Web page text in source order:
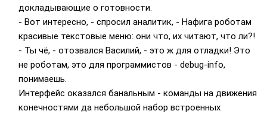
докладывающие о готовности.
- Вот интересно, - спросил аналитик, - Нафига роботам
красивые текстовые меню: они что, их читают, что ли?!
- Ты чё, - отозвался Василий, - это ж для отладки! Это
не роботам, это для программистов - debug-info,
понимаешь.
Интерфейс оказался банальным - команды на движения
конечностями да небольшой набор встроенных